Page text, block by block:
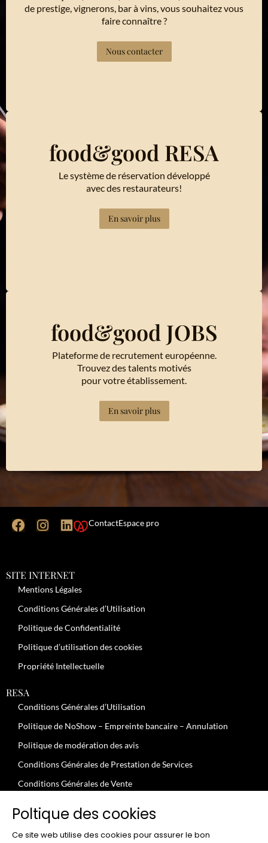
de prestige, vignerons, bar à vins, vous souhaitez vous
faire connaître ?
Nous contacter
food&good RESA
Le système de réservation développé
avec des restaurateurs!
En savoir plus
food&good JOBS
Plateforme de recrutement européenne.
Trouvez des talents motivés
pour votre établissement.
En savoir plus
ContactEspace pro
SITE INTERNET
Mentions Légales
Conditions Générales d’Utilisation
Politique de Confidentialité
Politique d’utilisation des cookies
Propriété Intellectuelle
RESA
Conditions Générales d’Utilisation
Politique de NoShow – Empreinte bancaire – Annulation
Politique de modération des avis
Conditions Générales de Prestation de Services
Conditions Générales de Vente
JOBS
Conditions Générales – Clients Professionnels
Poltique des cookies
Ce site web utilise des cookies pour assurer le bon